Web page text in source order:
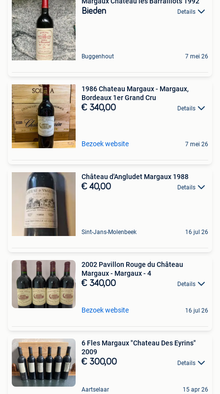
Bieden Details
Buggenhout 7 mei 26
1986 Chateau Margaux - Margaux,
Bordeaux 1er Grand Cru
€ 340,00 Details
Bezoek website 7 mei 26
Château d'Angludet Margaux 1988
€ 40,00 Details
Sint-Jans-Molenbeek 16 jul 26
2002 Pavillon Rouge du Château
Margaux - Margaux - 4
€ 340,00 Details
Bezoek website 16 jul 26
6 Fles Margaux "Chateau Des Eyrins"
2009
€ 300,00 Details
Aartselaar 15 apr 26